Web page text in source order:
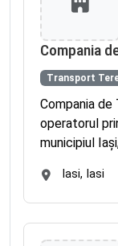
Compania
Transport
Compania
operatorul
municipiul
Iasi, Iasi